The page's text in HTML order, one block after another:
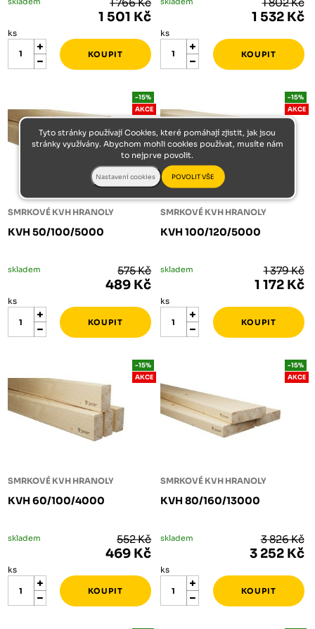
1 766 Kč
1 501 Kč
ks
1 802 Kč
1 532 Kč
ks
SMRKOVÉ KVH HRANOLY
KVH 50/100/5000
-15%
AKCE
skladem 575 Kč
489 Kč
ks
SMRKOVÉ KVH HRANOLY
KVH 100/120/5000
-15%
AKCE
skladem 1 379 Kč
1 172 Kč
ks
SMRKOVÉ KVH HRANOLY
KVH 60/100/4000
-15%
AKCE
skladem 552 Kč
469 Kč
ks
SMRKOVÉ KVH HRANOLY
KVH 80/160/13000
-15%
AKCE
skladem 3 826 Kč
3 252 Kč
ks
Tyto stránky používají Cookies, které pomáhají zjistit, jak jsou
stránky využívány. Abychom mohli cookies používat, musíte nám
to nejprve povolit.